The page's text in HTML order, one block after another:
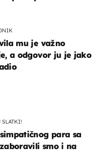
mu je važno
a odgovor ju je jako
SLATKI!
para sa
smo i na